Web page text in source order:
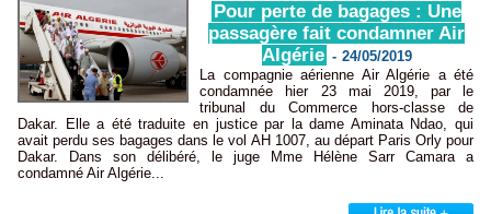
Pour perte de bagages : Une
passagère fait condamner Air
Algérie - 24/05/2019
La compagnie aérienne Air Algérie a été
condamnée hier 23 mai 2019, par le
tribunal du Commerce hors-classe de
Dakar. Elle a été traduite en justice par la dame Aminata Ndao, qui
avait perdu ses bagages dans le vol AH 1007, au départ Paris Orly pour
Dakar. Dans son délibéré, le juge Mme Hélène Sarr Camara a
condamné Air Algérie...